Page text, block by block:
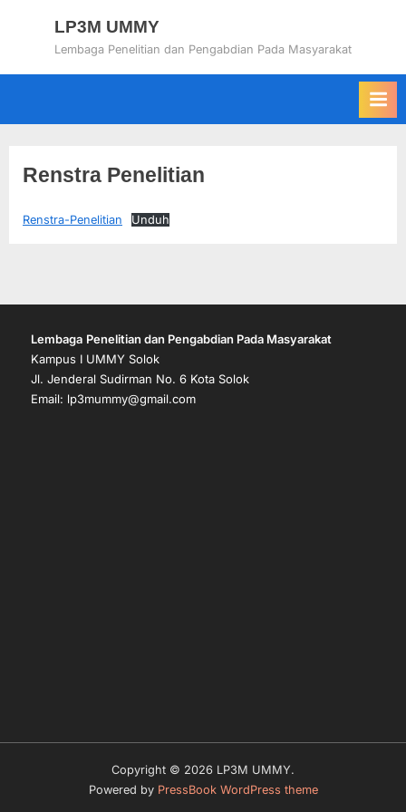
LP3M UMMY
Lembaga Penelitian dan Pengabdian Pada Masyarakat
Renstra Penelitian
Renstra-Penelitian Unduh
Lembaga Penelitian dan Pengabdian Pada Masyarakat
Kampus I UMMY Solok
Jl. Jenderal Sudirman No. 6 Kota Solok
Email: lp3mummy@gmail.com
Copyright © 2026 LP3M UMMY.
Powered by PressBook WordPress theme